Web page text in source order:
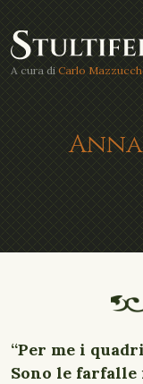
A cura di Carlo
“Per me i
Sono le farfalle